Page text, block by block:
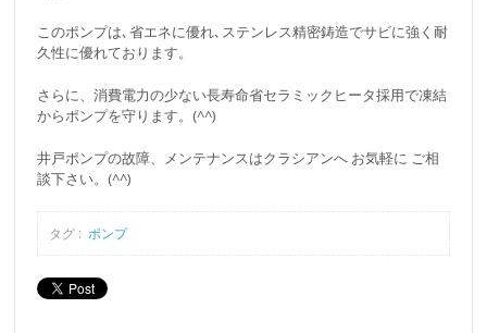
このポンプは､省エネに優れ､ステンレス精密鋳造でサビに強く耐
久性に優れております。
さらに、消費電力の少ない長寿命省セラミックヒータ採用で凍結
からポンプを守ります。(^^)
井戸ポンプの故障、メンテナンスはクラシアンへ お気軽に ご相
談下さい。(^^)
タグ :ポンプ